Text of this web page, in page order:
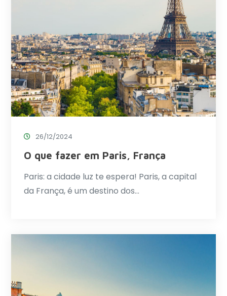
26/12/2024
O que fazer em Paris, França
Paris: a cidade luz te espera! Paris, a capital
da França, é um destino dos…